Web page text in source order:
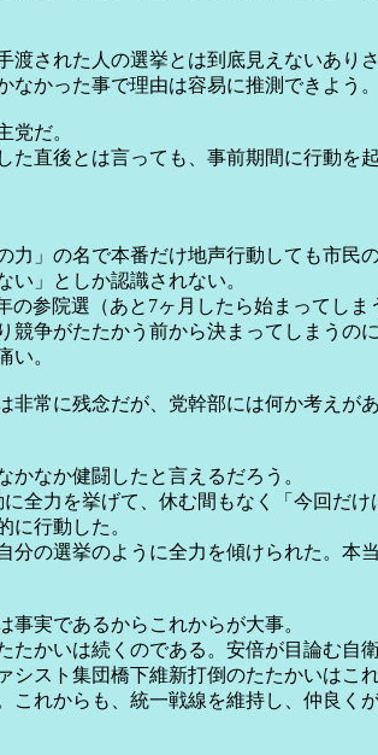
された人の選挙とは到底見えないあり
なかった事で理由は容易に推測できよう。
党だ。
直後とは言っても、事前期間に行動を
」の名で本番だけ地声行動しても市民
い」としか認識されない。
参院選（あと7ヶ月したら始まってしま
競争がたたかう前から決まってしまうの
い。
常に残念だが、党幹部には何か考えが
なか健闘したと言えるだろう。
全力を挙げて、休む間もなく「今回だけ
に行動した。
の選挙のように全力を傾けられた。本
実であるからこれからが大事。
かいは続くのである。安倍が目論む自衛
シスト集団橋下維新打倒のたたかいはこれ
れからも、統一戦線を維持し、仲良く